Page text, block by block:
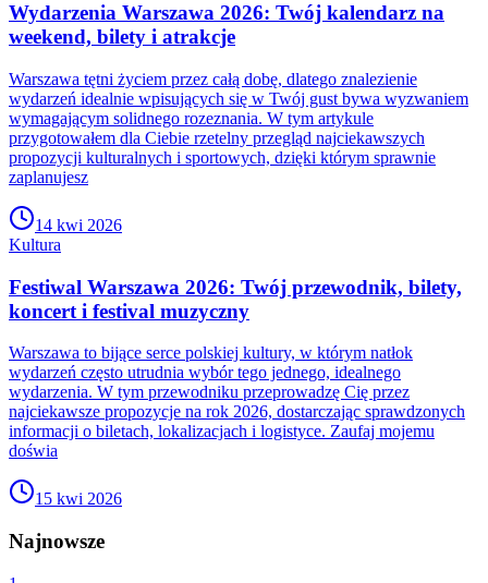
Wydarzenia Warszawa 2026: Twój kalendarz na
weekend, bilety i atrakcje
Warszawa tętni życiem przez całą dobę, dlatego znalezienie
wydarzeń idealnie wpisujących się w Twój gust bywa wyzwaniem
wymagającym solidnego rozeznania. W tym artykule
przygotowałem dla Ciebie rzetelny przegląd najciekawszych
propozycji kulturalnych i sportowych, dzięki którym sprawnie
zaplanujesz
14 kwi 2026
Kultura
Festiwal Warszawa 2026: Twój przewodnik, bilety,
koncert i festival muzyczny
Warszawa to bijące serce polskiej kultury, w którym natłok
wydarzeń często utrudnia wybór tego jednego, idealnego
wydarzenia. W tym przewodniku przeprowadzę Cię przez
najciekawsze propozycje na rok 2026, dostarczając sprawdzonych
informacji o biletach, lokalizacjach i logistyce. Zaufaj mojemu
doświa
15 kwi 2026
Najnowsze